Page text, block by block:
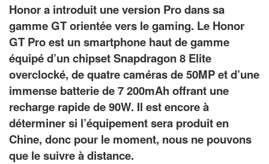
Honor a introduit une version Pro dans sa
gamme GT orientée vers le gaming. Le Honor
GT Pro est un smartphone haut de gamme
équipé d’un chipset Snapdragon 8 Elite
overclocké, de quatre caméras de 50MP et d’une
immense batterie de 7 200mAh offrant une
recharge rapide de 90W. Il est encore à
déterminer si l’équipement sera produit en
Chine, donc pour le moment, nous ne pouvons
que le suivre à distance.